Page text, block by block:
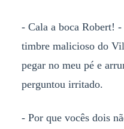
- Cala a boca Robert!
timbre malicioso do
pegar no meu pé e
perguntou irritado.
- Por que vocês dois